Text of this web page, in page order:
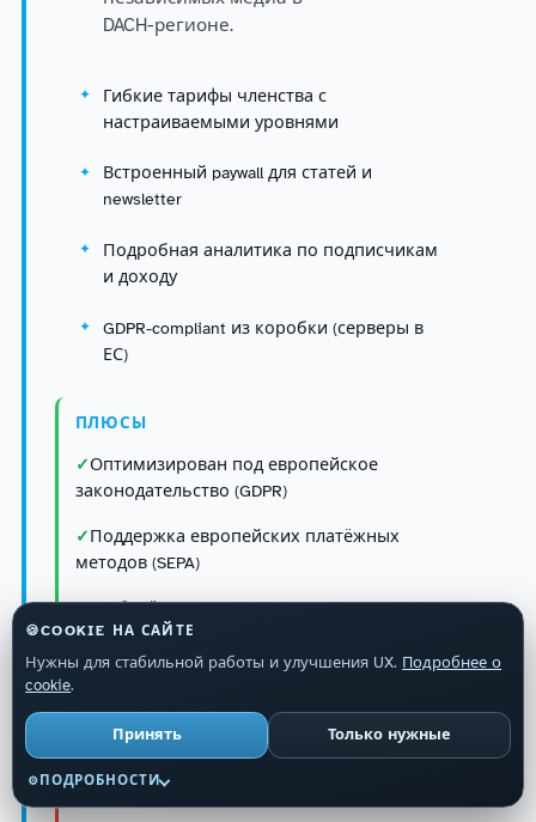
DACH-регионе.
Гибкие тарифы членства с
настраиваемыми уровнями
Встроенный paywall для статей и
newsletter
Подробная аналитика по подписчикам
и доходу
GDPR-compliant из коробки (серверы в
ЕС)
ПЛЮСЫ
Оптимизирован под европейское
законодательство (GDPR)
Поддержка европейских платёжных
методов (SEPA)
Не берёт комиссию, пока вы не
начнёте зарабатывать
МИНУСЫ
🍪COOKIE НА САЙТЕ
Нужны для стабильной работы и улучшения UX. Подробнее о
cookie.
Принять Только нужные
⚙ ПОДРОБНОСТИ